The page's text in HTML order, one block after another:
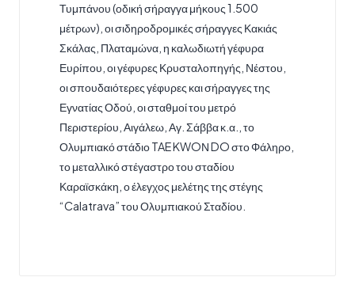
Τυμπάνου (οδική σήραγγα μήκους 1.500
μέτρων), οι σιδηροδρομικές σήραγγες Κακιάς
Σκάλας, Πλαταμώνα, η καλωδιωτή γέφυρα
Ευρίπου, οι γέφυρες Κρυσταλοπηγής, Νέστου,
οι σπουδαιότερες γέφυρες και σήραγγες της
Εγνατίας Οδού, οι σταθμοί του μετρό
Περιστερίου, Αιγάλεω, Αγ. Σάββα κ.α., το
Ολυμπιακό στάδιο TAE KWOΝ DO στο Φάληρο,
το μεταλλικό στέγαστρο του σταδίου
Καραϊσκάκη, ο έλεγχος μελέτης της στέγης
“Calatrava” του Ολυμπιακού Σταδίου.